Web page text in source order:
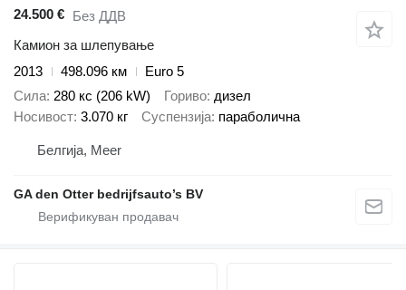
24.500 € Без ДДВ
Камион за шлепување
2013
498.096 км
Euro 5
Сила 280 кс (206 kW) Гориво дизел
Носивост 3.070 кг Суспензија параболична
Белгија, Meer
GA den Otter bedrijfsauto’s BV